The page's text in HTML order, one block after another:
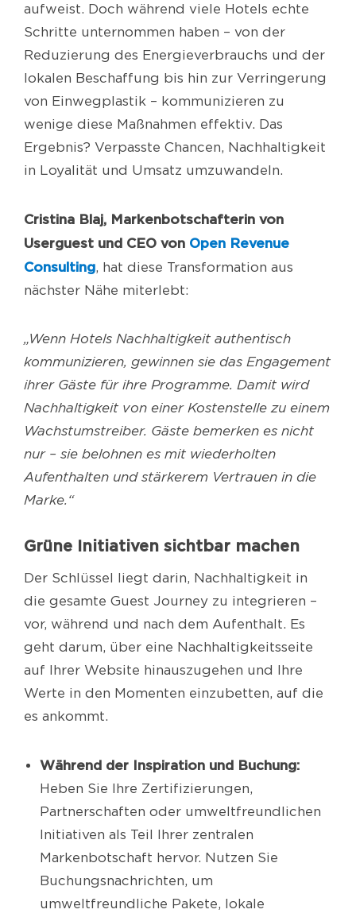
aufweist. Doch während viele Hotels echte
Schritte unternommen haben – von der
Reduzierung des Energieverbrauchs und der
lokalen Beschaffung bis hin zur Verringerung
von Einwegplastik – kommunizieren zu
wenige diese Maßnahmen effektiv. Das
Ergebnis? Verpasste Chancen, Nachhaltigkeit
in Loyalität und Umsatz umzuwandeln.
Cristina Blaj, Markenbotschafterin von
Userguest und CEO von Open Revenue
Consulting, hat diese Transformation aus
nächster Nähe miterlebt:
„Wenn Hotels Nachhaltigkeit authentisch
kommunizieren, gewinnen sie das Engagement
ihrer Gäste für ihre Programme. Damit wird
Nachhaltigkeit von einer Kostenstelle zu einem
Wachstumstreiber. Gäste bemerken es nicht
nur – sie belohnen es mit wiederholten
Aufenthalten und stärkerem Vertrauen in die
Marke. “
Grüne Initiativen sichtbar machen
Der Schlüssel liegt darin, Nachhaltigkeit in
die gesamte Guest Journey zu integrieren –
vor, während und nach dem Aufenthalt. Es
geht darum, über eine Nachhaltigkeitsseite
auf Ihrer Website hinauszugehen und Ihre
Werte in den Momenten einzubetten, auf die
es ankommt.
Während der Inspiration und Buchung:
Heben Sie Ihre Zertifizierungen,
Partnerschaften oder umweltfreundlichen
Initiativen als Teil Ihrer zentralen
Markenbotschaft hervor. Nutzen Sie
Buchungsnachrichten, um
umweltfreundliche Pakete, lokale